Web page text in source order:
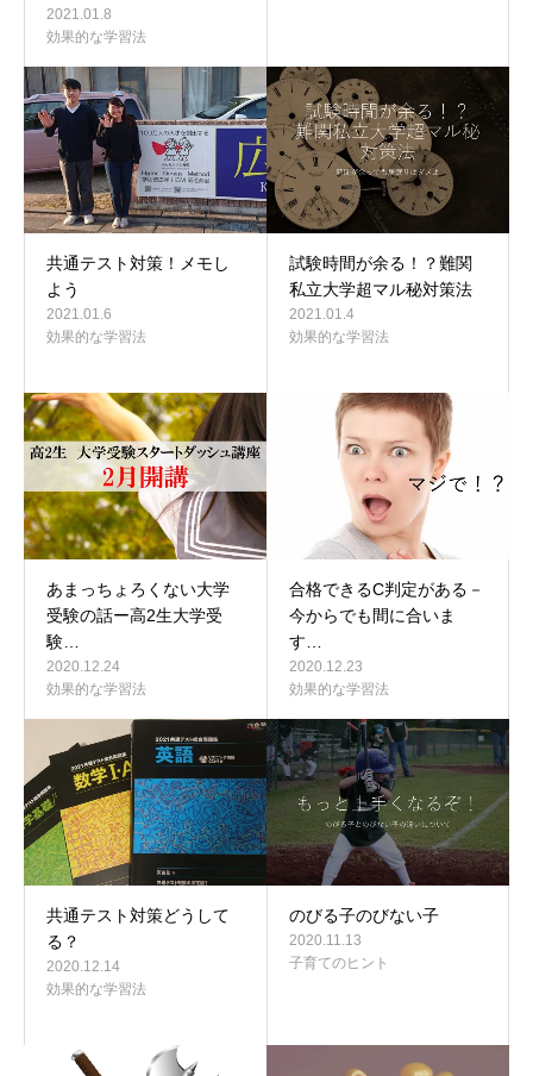
2021.01.8
効果的な学習法
共通テスト対策！メモし
よう
2021.01.6
効果的な学習法
試験時間が余る！？難関
私立大学超マル秘対策法
2021.01.4
効果的な学習法
あまっちょろくない大学
受験の話ー高2生大学受
験…
2020.12.24
効果的な学習法
合格できるC判定がある－
今からでも間に合いま
す…
2020.12.23
効果的な学習法
共通テスト対策どうして
る？
2020.12.14
効果的な学習法
のびる子のびない子
2020.11.13
子育てのヒント